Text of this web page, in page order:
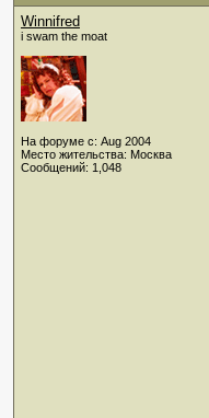
Winnifred
i swam the moat
На форуме с: Aug 2004
Место жительства: Москва
Сообщений: 1,048